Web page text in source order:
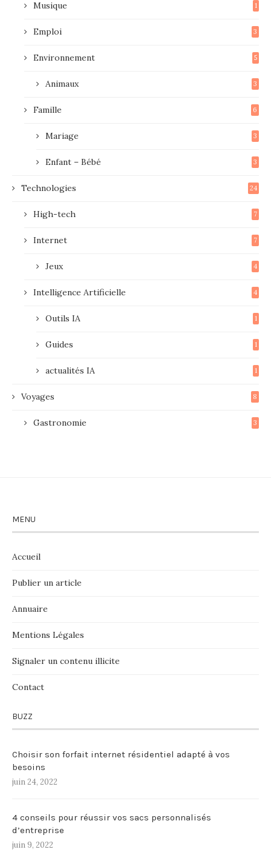
Musique 1
Emploi 3
Environnement 5
Animaux 3
Famille 6
Mariage 3
Enfant – Bébé 3
Technologies 24
High-tech 7
Internet 7
Jeux 4
Intelligence Artificielle 4
Outils IA 1
Guides 1
actualités IA 1
Voyages 8
Gastronomie 3
MENU
Accueil
Publier un article
Annuaire
Mentions Légales
Signaler un contenu illicite
Contact
BUZZ
Choisir son forfait internet résidentiel adapté à vos
besoins
juin 24, 2022
4 conseils pour réussir vos sacs personnalisés
d’entreprise
juin 9, 2022